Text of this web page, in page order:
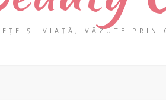
ȘI VIAȚĂ, VĂZUTE PRIN